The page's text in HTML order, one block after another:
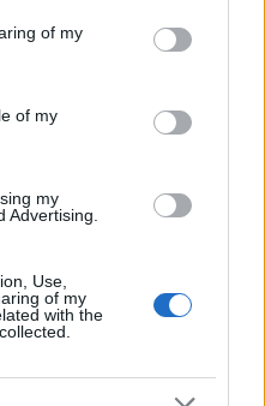
You may click to
and its third-party tags to
purposes in below Google
of my
of my
my
Advertising.
Use,
of my
with the
nei corsi di laurea in